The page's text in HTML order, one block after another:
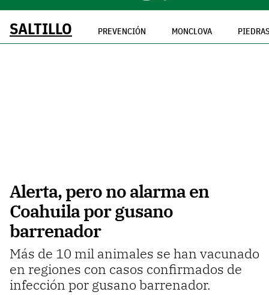
SALTILLO PREVENCIÓN MONCLOVA
Alerta, pero no alarma en
Coahuila por gusano
barrenador
Más de 10 mil animales se han vacunado
en regiones con casos confirmados de
infección por gusano barrenador.